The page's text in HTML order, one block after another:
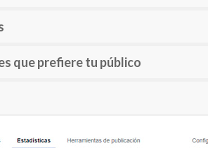
que prefiere tu público